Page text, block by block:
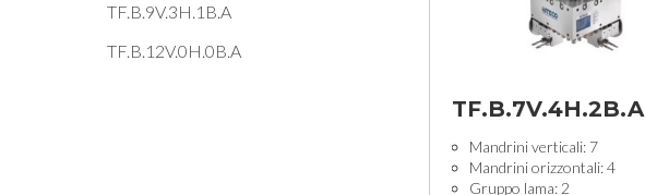
TF.B.9V.3H.1B.A
TF.B.12V.0H.0B.A
TF.B.7V.4H.2B.A
Mandrini verticali: 7
Mandrini orizzontali: 4
Gruppo lama: 2